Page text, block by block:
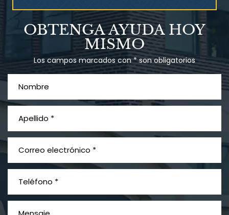
Talco en polvo
Ovary cancer
¿Qué es el mesotelioma?
OBTENGA AYUDA HOY
MISMO
Los campos marcados con * son obligatorios